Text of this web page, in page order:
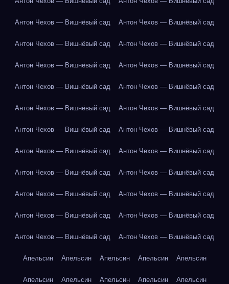
Антон Чехов — Вишнёвый сад Антон Чехов — Вишнёвый сад
Антон Чехов — Вишнёвый сад Антон Чехов — Вишнёвый сад
Антон Чехов — Вишнёвый сад Антон Чехов — Вишнёвый сад
Антон Чехов — Вишнёвый сад Антон Чехов — Вишнёвый сад
Антон Чехов — Вишнёвый сад Антон Чехов — Вишнёвый сад
Антон Чехов — Вишнёвый сад Антон Чехов — Вишнёвый сад
Антон Чехов — Вишнёвый сад Антон Чехов — Вишнёвый сад
Антон Чехов — Вишнёвый сад Антон Чехов — Вишнёвый сад
Антон Чехов — Вишнёвый сад Антон Чехов — Вишнёвый сад
Антон Чехов — Вишнёвый сад Антон Чехов — Вишнёвый сад
Антон Чехов — Вишнёвый сад Антон Чехов — Вишнёвый сад
Апельсин Апельсин Апельсин Апельсин Апельсин
Апельсин Апельсин Апельсин Апельсин Апельсин